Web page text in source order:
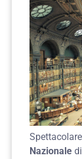
Nazionale di